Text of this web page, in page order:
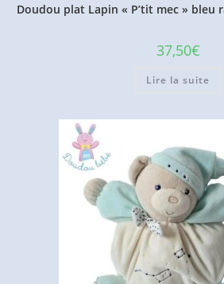
Doudou plat Lapin « P’tit mec » bleu
37,50€
Lire la suite